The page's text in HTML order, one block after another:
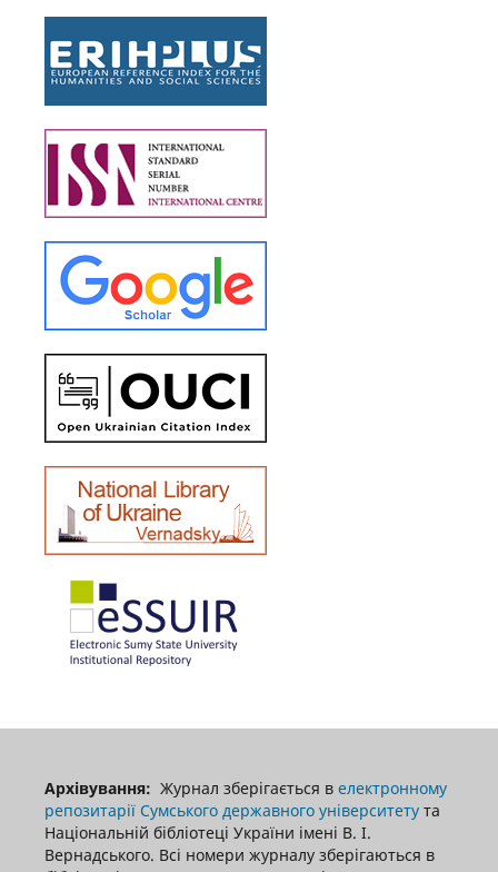
Архівування: Журнал зберігається в електронному
репозитарії Сумського державного університетута
Національній бібліотеці України імені В. І.
Вернадського. Всі номери журналу зберігаються в